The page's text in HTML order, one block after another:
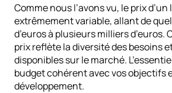
Comme nous l’avons vu, le prix d’un
extrêmement variable, allant de
d’euros à plusieurs milliers d’euros.
prix reflète la diversité des besoins
disponibles sur le marché.
budget cohérent avec vos objectifs
développement.